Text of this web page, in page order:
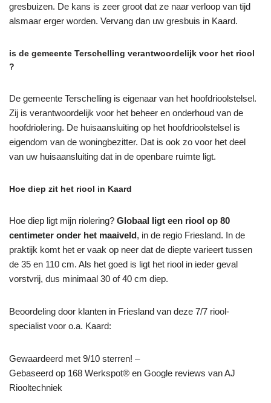
gresbuizen. De kans is zeer groot dat ze naar verloop van tijd
alsmaar erger worden. Vervang dan uw gresbuis in Kaard.
is de gemeente Terschelling verantwoordelijk voor het riool
?
De gemeente Terschelling is eigenaar van het hoofdrioolstelsel.
Zij is verantwoordelijk voor het beheer en onderhoud van de
hoofdriolering. De huisaansluiting op het hoofdrioolstelsel is
eigendom van de woningbezitter. Dat is ook zo voor het deel
van uw huisaansluiting dat in de openbare ruimte ligt.
Hoe diep zit het riool in Kaard
Hoe diep ligt mijn riolering? Globaal ligt een riool op 80
centimeter onder het maaiveld, in de regio Friesland. In de
praktijk komt het er vaak op neer dat de diepte varieert tussen
de 35 en 110 cm. Als het goed is ligt het riool in ieder geval
vorstvrij, dus minimaal 30 of 40 cm diep.
Beoordeling door klanten in Friesland van deze 7/7 riool-
specialist voor o.a. Kaard:
Gewaardeerd met 9/10 sterren! –
Gebaseerd op 168 Werkspot® en Google reviews van AJ
Riooltechniek